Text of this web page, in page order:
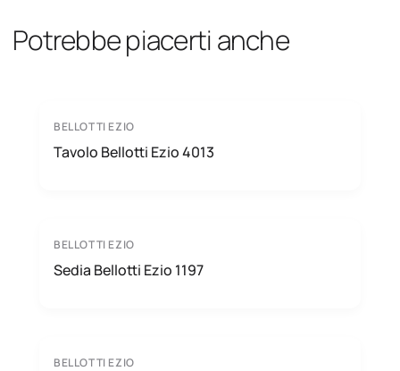
Potrebbe piacerti anche
BELLOTTI EZIO
Tavolo Bellotti Ezio 4013
BELLOTTI EZIO
Sedia Bellotti Ezio 1197
BELLOTTI EZIO